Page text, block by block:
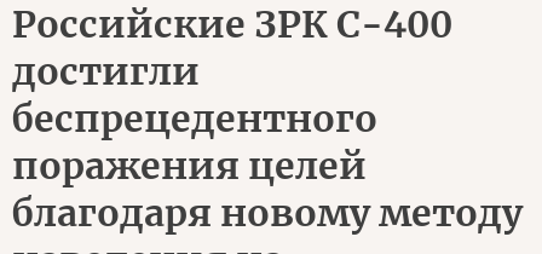
Российские ЗРК С-400
достигли
беспрецедентного
поражения целей
благодаря новому методу